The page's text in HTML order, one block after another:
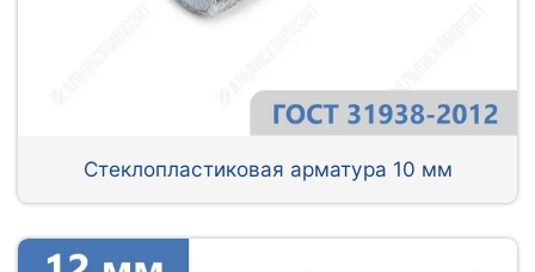
Стеклопластиковая арматура 10 мм